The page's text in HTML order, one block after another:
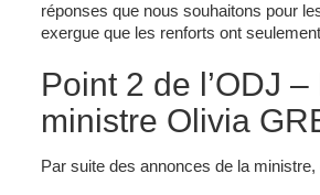
réponses que nous souhaitons pour
exergue que les renforts ont
Point 2 de l’ODJ
ministre Olivia
Par suite des annonces de la